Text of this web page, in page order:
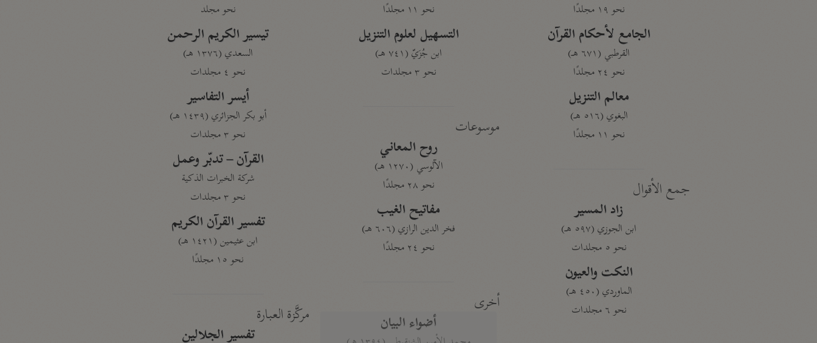
نحو ١٩ مجلدًا
الجامع لأحكام القرآن
القرطبي (٦٧١ هـ)
نحو ٢٤ مجلدًا
معالم التنزيل
البغوي (٥١٦ هـ)
نحو ١١ مجلدًا
جمع الأقوال
زاد المسير
ابن الجوزي (٥٩٧ هـ)
نحو ٥ مجلدات
النكت والعيون
الماوردي (٤٥٠ هـ)
نحو ٦ مجلدات
نحو ١١ مجلدًا
التسهيل لعلوم التنزيل
ابن جُزَيّ (٧٤١ هـ)
نحو ٣ مجلدات
موسوعات
روح المعاني
الآلوسي (١٢٧٠ هـ)
نحو ٢٨ مجلدًا
مفاتيح الغيب
فخر الدين الرازي (٦٠٦ هـ)
نحو ٢٤ مجلدًا
أخرى
أضواء البيان
نحو مجلد
تيسير الكريم الرحمن
السعدي (١٣٧٦ هـ)
نحو ٤ مجلدات
أيسر التفاسير
أبو بكر الجزائري (١٤٣٩ هـ)
نحو ٣ مجلدات
القرآن – تدبّر وعمل
شركة الخبرات الذكية
نحو ٣ مجلدات
تفسير القرآن الكريم
ابن عثيمين (١٤٢١ هـ)
نحو ١٥ مجلدًا
مركَّزة العبارة
تفسير الجلالين